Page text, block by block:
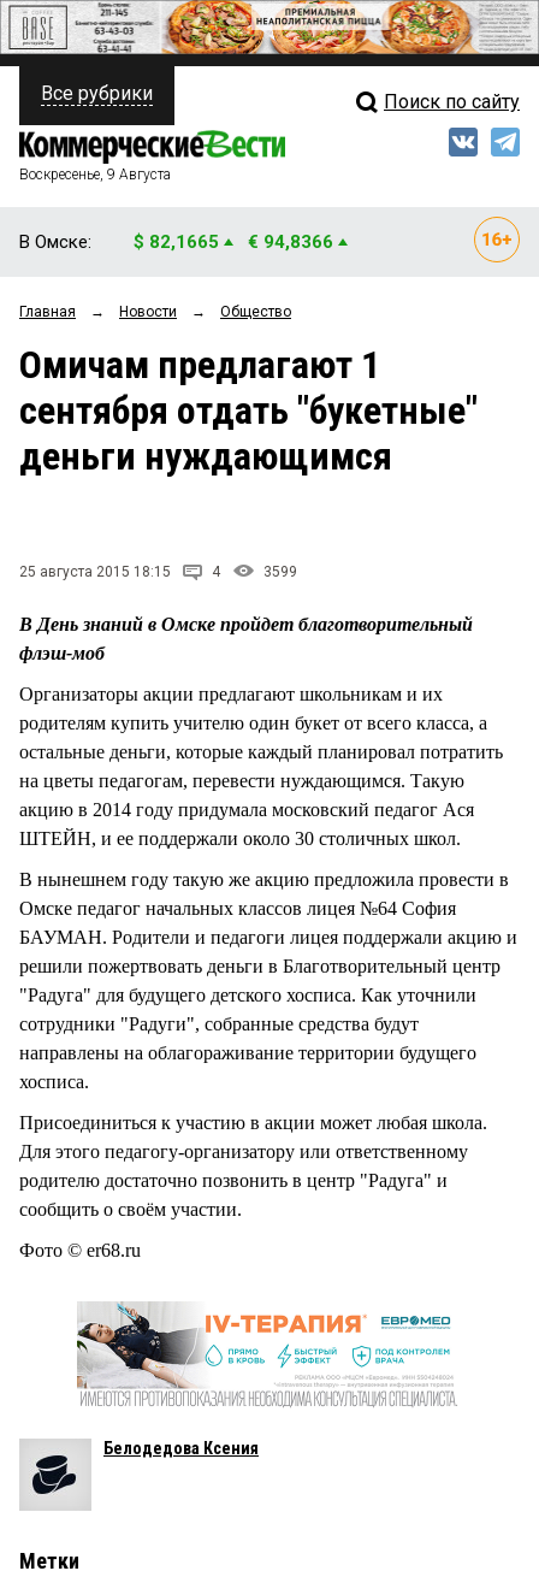
ПОЛИТИКА
ФИНАНСЫ
ОБЩЕСТВО
ЗАКОН
НОВОСТИ КОМПАНИЙ
Свежий выпуск
Рейтинги
Блоги
Архив
Все рубрики Поиск по сайту
Воскресенье, 9 Августа
В Омске: $ 82,1665 € 94,8366
Главная → Новости → Общество
Омичам предлагают 1
сентября отдать "букетные"
деньги нуждающимся
25 августа 2015 18:15 4 3599
В День знаний в Омске пройдет благотворительный
флэш-моб
Организаторы акции предлагают школьникам и их
родителям купить учителю один букет от всего класса, а
остальные деньги, которые каждый планировал потратить
на цветы педагогам, перевести нуждающимся. Такую
акцию в 2014 году придумала московский педагог Ася
ШТЕЙН, и ее поддержали около 30 столичных школ.
В нынешнем году такую же акцию предложила провести в
Омске педагог начальных классов лицея №64 София
БАУМАН. Родители и педагоги лицея поддержали акцию и
решили пожертвовать деньги в Благотворительный центр
"Радуга" для будущего детского хосписа. Как уточнили
сотрудники "Радуги", собранные средства будут
направлены на облагораживание территории будущего
хосписа.
Присоединиться к участию в акции может любая школа.
Для этого педагогу-организатору или ответственному
родителю достаточно позвонить в центр "Радуга" и
сообщить о своём участии.
Фото © er68.ru
Белодедова Ксения
Метки